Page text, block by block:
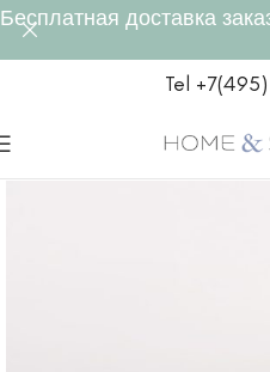
Tel
Бесплатная доставка